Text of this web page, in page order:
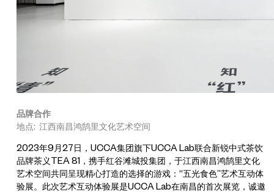
品牌合作
地点: 江西南昌鸿鹄里文化艺术空间
2023年9月27日，UCCA集团旗下UCCA Lab联合新锐中式茶饮
品牌茶义TEA 81，携手红谷滩城投集团，于江西南昌鸿鹄里文化
艺术空间共同呈现精心打造的选择的游戏：“五光食色”艺术互动体
验展。此次艺术互动体验展是UCCA Lab在南昌的首次展览，诚邀